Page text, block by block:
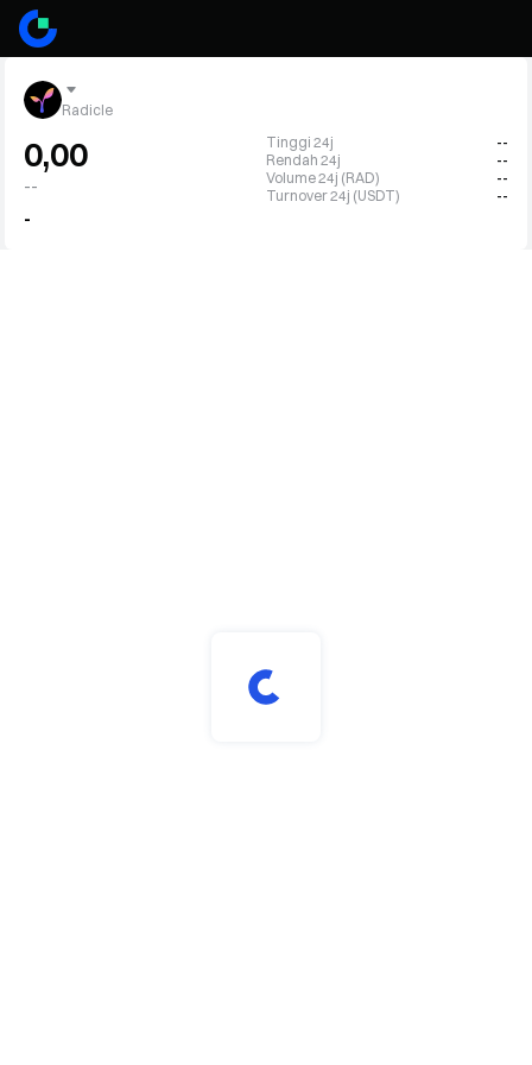
Radicle
0,00
--
-
Tinggi 24j
--
Rendah 24j
--
Volume 24j (RAD)
--
Turnover 24j (USDT)
--